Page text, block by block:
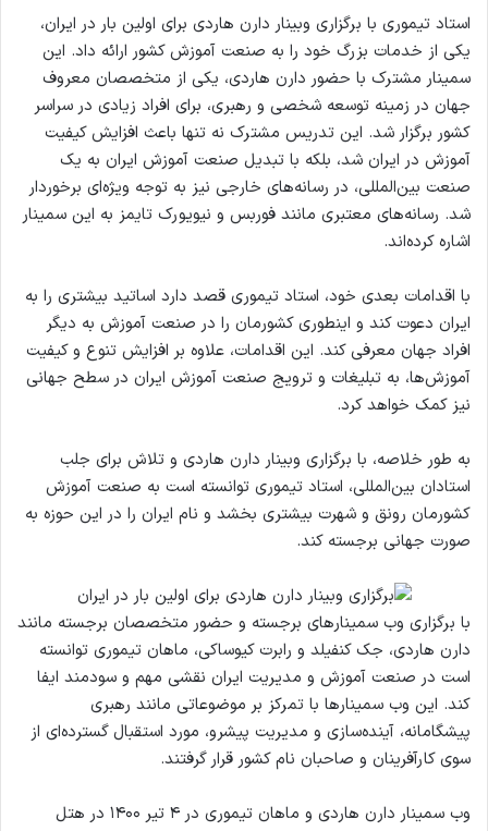
استاد تیموری با برگزاری وبینار دارن هاردی برای اولین بار در ایران،
یکی از خدمات بزرگ خود را به صنعت آموزش کشور ارائه داد. این
سمینار مشترک با حضور دارن هاردی، یکی از متخصصان معروف
جهان در زمینه توسعه شخصی و رهبری، برای افراد زیادی در سراسر
کشور برگزار شد. این تدریس مشترک نه تنها باعث افزایش کیفیت
آموزش در ایران شد، بلکه با تبدیل صنعت آموزش ایران به یک
صنعت بین‌المللی، در رسانه‌های خارجی نیز به توجه ویژه‌ای برخوردار
شد. رسانه‌های معتبری مانند فوربس و نیویورک تایمز به این سمینار
اشاره کرده‌اند.
با اقدامات بعدی خود، استاد تیموری قصد دارد اساتید بیشتری را به
ایران دعوت کند و اینطوری کشورمان را در صنعت آموزش به دیگر
افراد جهان معرفی کند. این اقدامات، علاوه بر افزایش تنوع و کیفیت
آموزش‌ها، به تبلیغات و ترویج صنعت آموزش ایران در سطح جهانی
نیز کمک خواهد کرد.
به طور خلاصه، با برگزاری وبینار دارن هاردی و تلاش برای جلب
استادان بین‌المللی، استاد تیموری توانسته است به صنعت آموزش
کشورمان رونق و شهرت بیشتری بخشد و نام ایران را در این حوزه به
صورت جهانی برجسته کند.
با برگزاری وب سمینارهای برجسته و حضور متخصصان برجسته مانند
دارن هاردی، جک کنفیلد و رابرت کیوساکی، ماهان تیموری توانسته
است در صنعت آموزش و مدیریت ایران نقشی مهم و سودمند ایفا
کند. این وب سمینارها با تمرکز بر موضوعاتی مانند رهبری
پیشگامانه، آینده‌سازی و مدیریت پیشرو، مورد استقبال گسترده‌ای از
سوی کارآفرینان و صاحبان نام کشور قرار گرفتند.
وب سمینار دارن هاردی و ماهان تیموری در ۴ تیر ۱۴۰۰ در هتل